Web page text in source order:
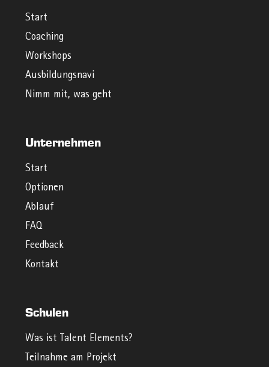
Start
Coaching
Workshops
Ausbildungsnavi
Nimm mit, was geht
Unternehmen
Start
Optionen
Ablauf
FAQ
Feedback
Kontakt
Schulen
Was ist Talent Elements?
Teilnahme am Projekt